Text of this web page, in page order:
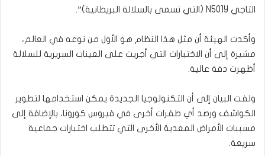
التاجي N501Y (التي تسمى بالسلالة البريطانية)”.
وأكدت الهيئة أن مثل هذا النظام هو الأول من نوعه في العالم،
مشيرة إلى أن الاختبارات التي أجريت على العينات السريرية للسلالة
أظهرت دقة عالية.
ولفت البيان إلى أن التكنولوجيا الجديدة يمكن استخدامها لتطوير
الكواشف ورصد أي طفرات أخرى في فيروس كورونا، بالإضافة إلى
مسببات الأمراض المعدية الأخرى التي تتطلب اختبارات جماعية
سريعة.